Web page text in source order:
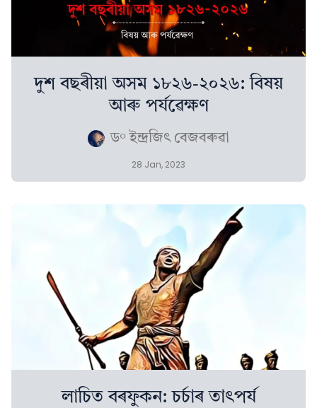
দুশ বছৰীয়া অসম ১৮২৬-২০২৬: বিষয়
আৰু পৰ্যৱেক্ষণ
ড° ইন্দ্ৰজিৎ বেজবৰুৱা
28 Jan, 2023
লাচিত বৰফুকন: চৰ্চাৰ তাৎপৰ্য